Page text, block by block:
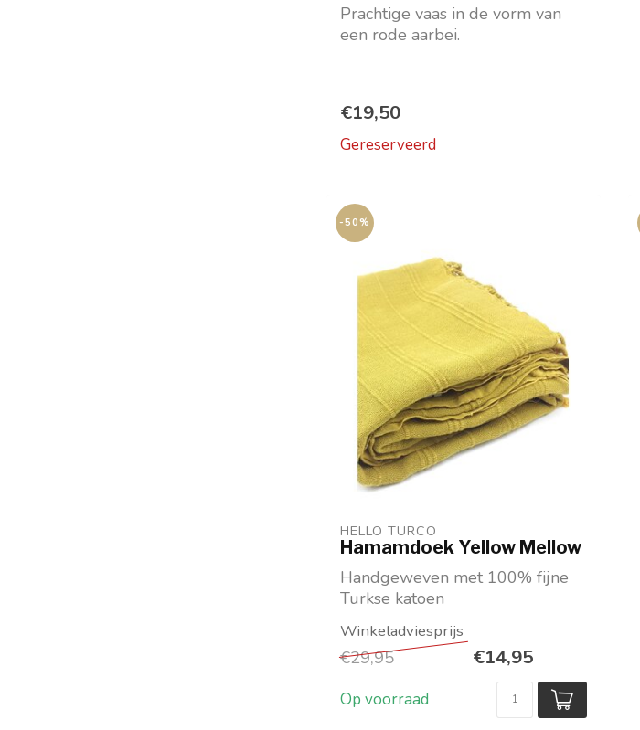
Prachtige vaas in de vorm van
een rode aarbei.
€19,50
Gereserveerd
-50%
HELLO TURCO
Hamamdoek Yellow Mellow
Handgeweven met 100% fijne
Turkse katoen
Stonewashed,...
€29,95 €14,95
Op voorraad